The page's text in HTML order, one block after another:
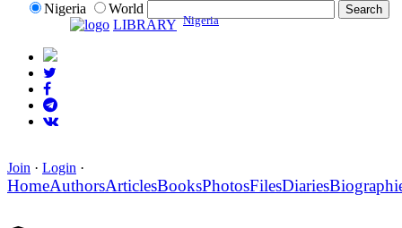
Nigeria
World
LIBRARY Nigeria
Join · Login ·
HomeAuthorsArticlesBooksPhotosFilesDiaries